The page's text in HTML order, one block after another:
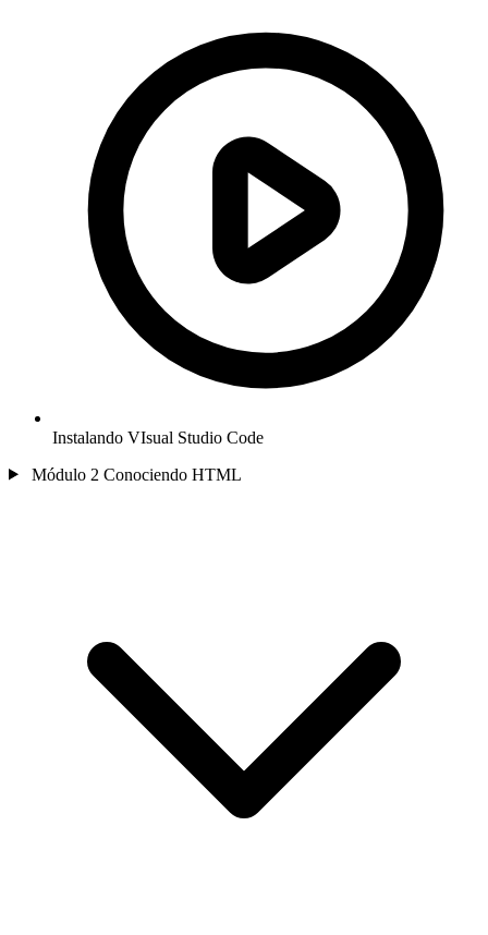
Instalando VIsual Studio Code
Módulo 2 Conociendo HTML